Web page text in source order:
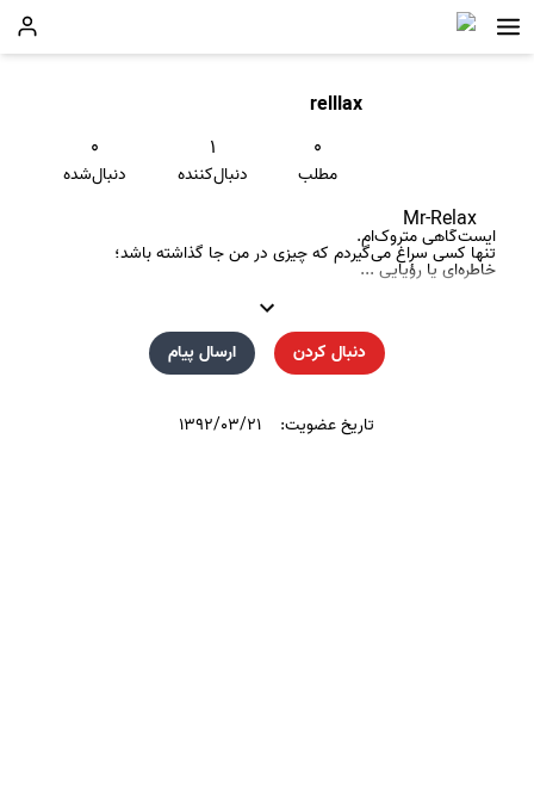
relllax
۰
مطلب
۱
دنبال‌کننده
۰
دنبال‌شده
Mr-Relax
ايست‌گاهی متروک‌ام.
تنها کسی سراغ می‌گيردم که چيزی در من جا گذاشته باشد؛
خاطره‌ای يا رؤيايی ...
دنبال کردن ارسال پیام
تاریخ عضویت: ۱۳۹۲/۰۳/۲۱